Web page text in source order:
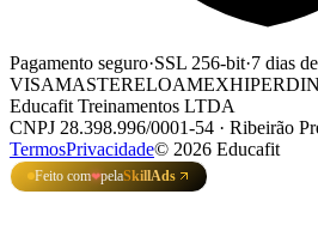
Pagamento seguro·SSL 256-bit·7 dias
VISAMASTERELOAMEXHIPER
Educafit Treinamentos LTDA
CNPJ 28.398.996/0001-54 · Ribeirão
TermosPrivacidade© 2026 Educafit
Feito com❤pelaSkillAds